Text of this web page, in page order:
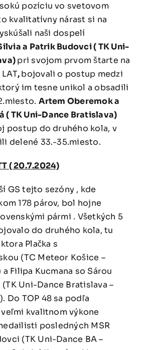
pozíciu vo svetovom
kvalitatívny nárast si na
naši dospelí
a Patrik Budovci ( TK Uni-
pri svojom prvom štarte na
,bojovali o postup medzi
im tesne unikol a obsadili
Artem Oberemok a
( TK Uni-Dance Bratislava)
postup do druhého kola, v
delené 33.-35.miesto.
( 20.7.2024)
GS tejto sezóny , kde
178 párov, bol hojne
pármi . Všetkých 5
do druhého kola, tu
Plačka s
(TC Meteor Košice –
Filipa Kucmana so Sárou
Uni-Dance Bratislava –
Do TOP 48 sa podľa
kvalitnom výkone
posledných MSR
(TK Uni-Dance BA –